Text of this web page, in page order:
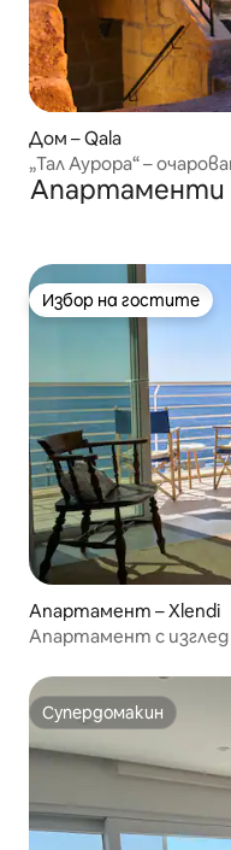
Дом – Qala
„Тал Аурора“ –
Апартаменти
Избор на гостите
Избор на гостите
Апартамент – Xlendi
Апартамент с
Супердомакин
Супердомакин